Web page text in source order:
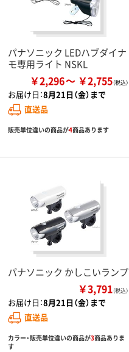
パナソニック LEDハブダイナ
モ専用ライト NSKL
￥2,296 ￥2,755
お届け日：8月21日（金）まで
直送品
販売単位違いの商品が4商品あります
パナソニック かしこいランプ
￥3,791（税込）
お届け日：8月21日（金）まで
直送品
カラー・販売単位違いの商品が3商品ありま
す